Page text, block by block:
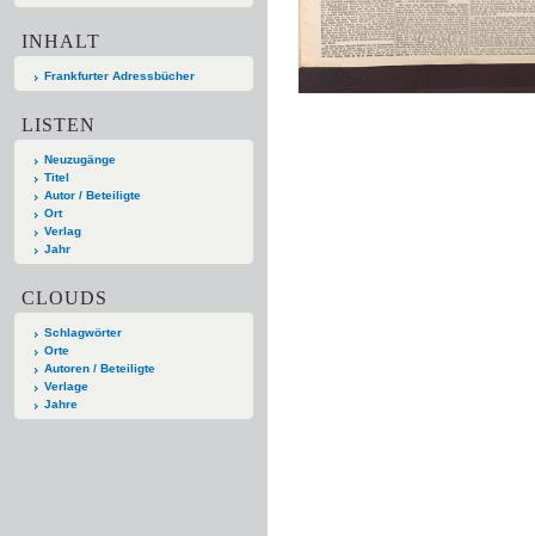
INHALT
Frankfurter Adressbücher
LISTEN
Neuzugänge
Titel
Autor / Beteiligte
Ort
Verlag
Jahr
CLOUDS
Schlagwörter
Orte
Autoren / Beteiligte
Verlage
Jahre